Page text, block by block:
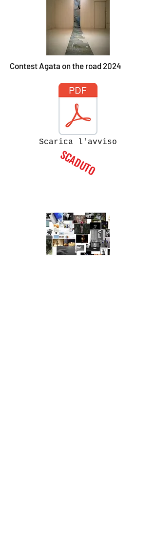
Contest Agata on the road 2024
Scarica l'avviso
SCADUTO